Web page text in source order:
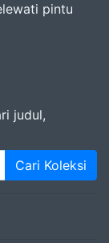
pintu
judul,
Cari Koleksi